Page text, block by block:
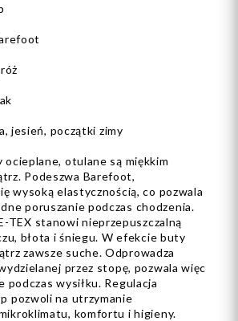
jesień, początki zimy
ocieplane, otulane są miękkim
Podeszwa Barefoot,
wysoką elastycznością, co pozwala
poruszanie podczas chodzenia.
TEX stanowi nieprzepuszczalną
błota i śniegu. W efekcie buty
zawsze suche. Odprowadza
przez stopę, pozwala więc
podczas wysiłku. Regulacja
pozwoli na utrzymanie
komfortu i higieny.